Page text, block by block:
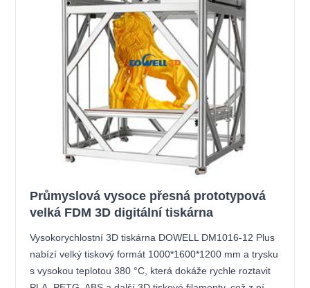
Průmyslová vysoce přesná prototypová
velká FDM 3D digitální tiskárna
Vysokorychlostní 3D tiskárna DOWELL DM1016-12 Plus
nabízí velký tiskový formát 1000*1600*1200 mm a trysku
s vysokou teplotou 380 °C, která dokáže rychle roztavit